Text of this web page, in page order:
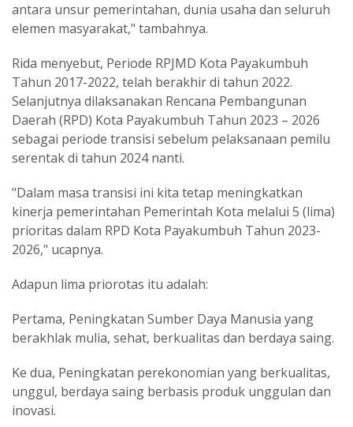
antara unsur pemerintahan, dunia usaha dan seluruh
elemen masyarakat," tambahnya.
Rida menyebut, Periode RPJMD Kota Payakumbuh
Tahun 2017-2022, telah berakhir di tahun 2022.
Selanjutnya dilaksanakan Rencana Pembangunan
Daerah (RPD) Kota Payakumbuh Tahun 2023 – 2026
sebagai periode transisi sebelum pelaksanaan pemilu
serentak di tahun 2024 nanti.
"Dalam masa transisi ini kita tetap meningkatkan
kinerja pemerintahan Pemerintah Kota melalui 5 (lima)
prioritas dalam RPD Kota Payakumbuh Tahun 2023-
2026," ucapnya.
Adapun lima priorotas itu adalah:
Pertama, Peningkatan Sumber Daya Manusia yang
berakhlak mulia, sehat, berkualitas dan berdaya saing.
Ke dua, Peningkatan perekonomian yang berkualitas,
unggul, berdaya saing berbasis produk unggulan dan
inovasi.